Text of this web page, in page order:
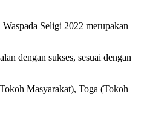
Seligi 2022 merupakan
dengan sukses, sesuai dengan
Masyarakat), Toga (Tokoh